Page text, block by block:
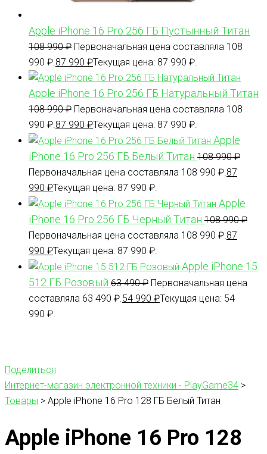
Apple iPhone 16 Pro 256 ГБ Пустынный Титан
108 990₽ Первоначальная цена составляла 108
990 ₽. 87 990 ₽Текущая цена: 87 990 ₽.
Apple iPhone 16 Pro 256 ГБ Натуральный Титан
108 990₽ Первоначальная цена составляла 108
990 ₽. 87 990 ₽Текущая цена: 87 990 ₽.
Apple
iPhone 16 Pro 256 ГБ Белый Титан 108 990₽
Первоначальная цена составляла 108 990 ₽. 87
990 ₽Текущая цена: 87 990 ₽.
Apple
iPhone 16 Pro 256 ГБ Черный Титан 108 990₽
Первоначальная цена составляла 108 990 ₽. 87
990 ₽Текущая цена: 87 990 ₽.
Apple iPhone 15
512 ГБ Розовый 63 490₽ Первоначальная цена
составляла 63 490 ₽. 54 990 ₽Текущая цена: 54
990 ₽.
Поделиться
Интернет-магазин электронной техники - PlayGame34 >
Товары > Apple iPhone 16 Pro 128 ГБ Белый Титан
Apple iPhone 16 Pro 128